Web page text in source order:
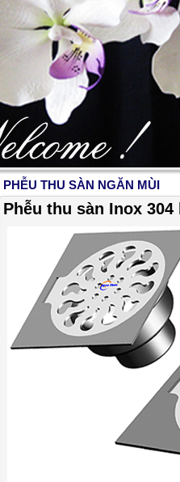
2/17
PHỄU THU SÀN NGĂN MÙI
Phễu thu sàn Inox 304